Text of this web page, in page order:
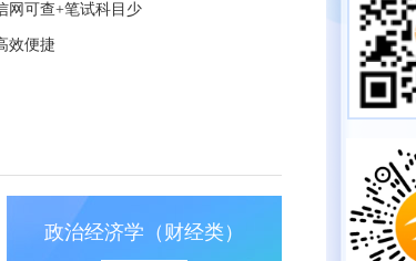
网可查+笔试科目少
效便捷
政治经济学（财经类）